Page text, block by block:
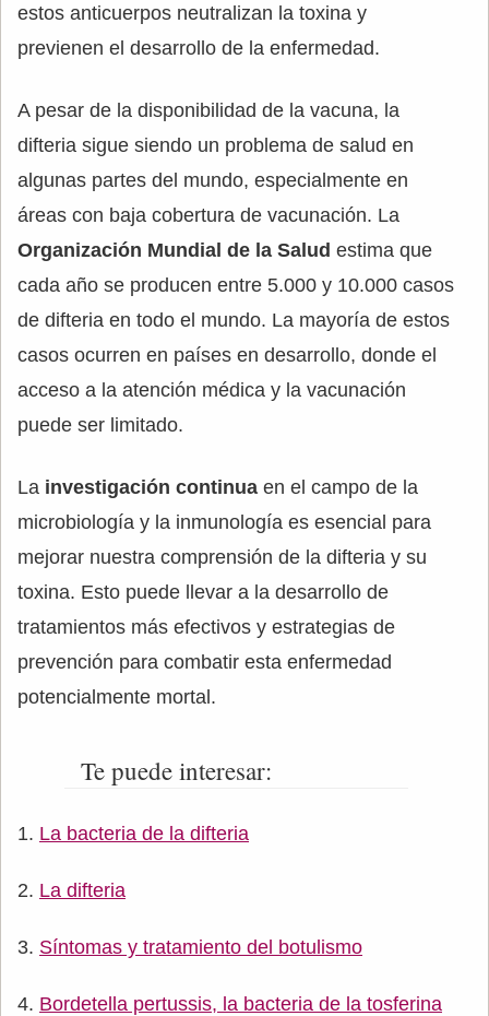
estos anticuerpos neutralizan la toxina y
previenen el desarrollo de la enfermedad.
A pesar de la disponibilidad de la vacuna, la
difteria sigue siendo un problema de salud en
algunas partes del mundo, especialmente en
áreas con baja cobertura de vacunación. La
Organización Mundial de la Salud estima que
cada año se producen entre 5.000 y 10.000 casos
de difteria en todo el mundo. La mayoría de estos
casos ocurren en países en desarrollo, donde el
acceso a la atención médica y la vacunación
puede ser limitado.
La investigación continua en el campo de la
microbiología y la inmunología es esencial para
mejorar nuestra comprensión de la difteria y su
toxina. Esto puede llevar a la desarrollo de
tratamientos más efectivos y estrategias de
prevención para combatir esta enfermedad
potencialmente mortal.
Te puede interesar:
La bacteria de la difteria
La difteria
Síntomas y tratamiento del botulismo
Bordetella pertussis, la bacteria de la tosferina